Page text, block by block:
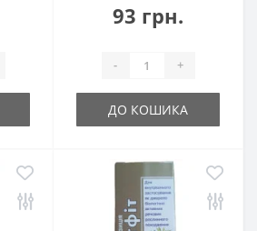
93 грн.
- +
ДО КОШИКА